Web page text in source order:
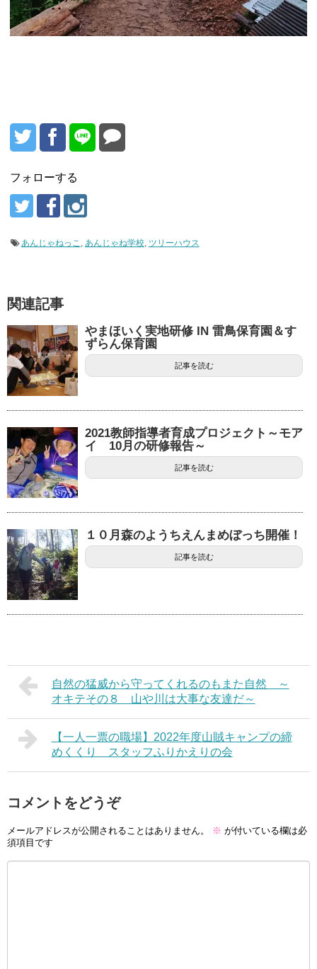
フォローする
あんじゃねっこ , あんじゃね学校, ツリーハウス
関連記事
やまほいく実地研修 IN 雷鳥保育園＆す
ずらん保育園
記事を読む
2021教師指導者育成プロジェクト～モア
イ 10月の研修報告～
記事を読む
１０月森のようちえんまめぼっち開催！
記事を読む
自然の猛威から守ってくれるのもまた自然 ～
オキテその８ 山や川は大事な友達だ～
【一人一票の職場】2022年度山賊キャンプの締
めくくり スタッフふりかえりの会
コメントをどうぞ
メールアドレスが公開されることはありません。 ※ が付いている欄は必
須項目です